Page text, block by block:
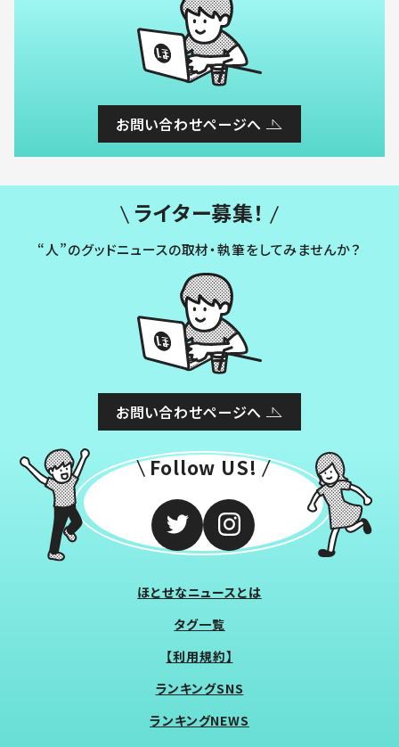
お問い合わせページへ
ライター募集！
“人”のグッドニュースの取材・執筆をしてみませんか？
お問い合わせページへ
Follow US!
ほとせなニュースとは
タグ一覧
【利用規約】
ランキングSNS
ランキングNEWS